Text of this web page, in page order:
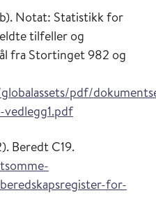
Notat: Statistikk for
tilfeller og
fra Stortinget 982 og
pdf/
Beredt C19.
egister-for-